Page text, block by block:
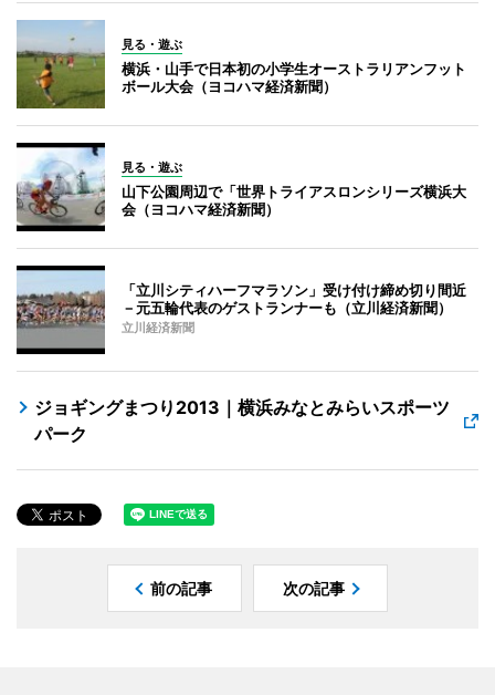
見る・遊ぶ
横浜・山手で日本初の小学生オーストラリアンフット
ボール大会（ヨコハマ経済新聞）
見る・遊ぶ
山下公園周辺で「世界トライアスロンシリーズ横浜大
会（ヨコハマ経済新聞）
「立川シティハーフマラソン」受け付け締め切り間近
－元五輪代表のゲストランナーも（立川経済新聞）
立川経済新聞
ジョギングまつり2013｜横浜みなとみらいスポーツ
パーク
前の記事 次の記事